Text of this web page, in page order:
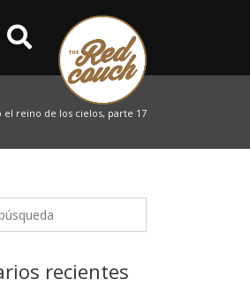
el reino de los cielos, parte 17
recientes